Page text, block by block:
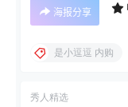
海报分享
是小逗逗 内购
秀人精选